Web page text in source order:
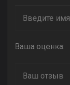
Ваша оценка: